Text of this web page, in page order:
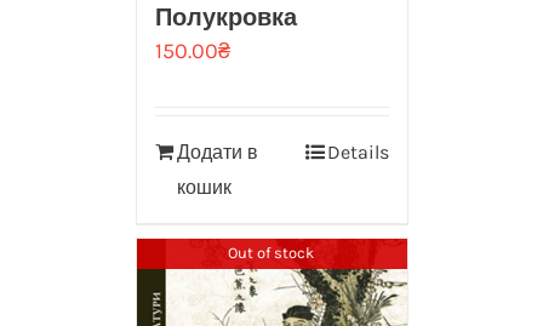
Полукровка
150.00₴
Додати в
кошик
Details
Out of stock